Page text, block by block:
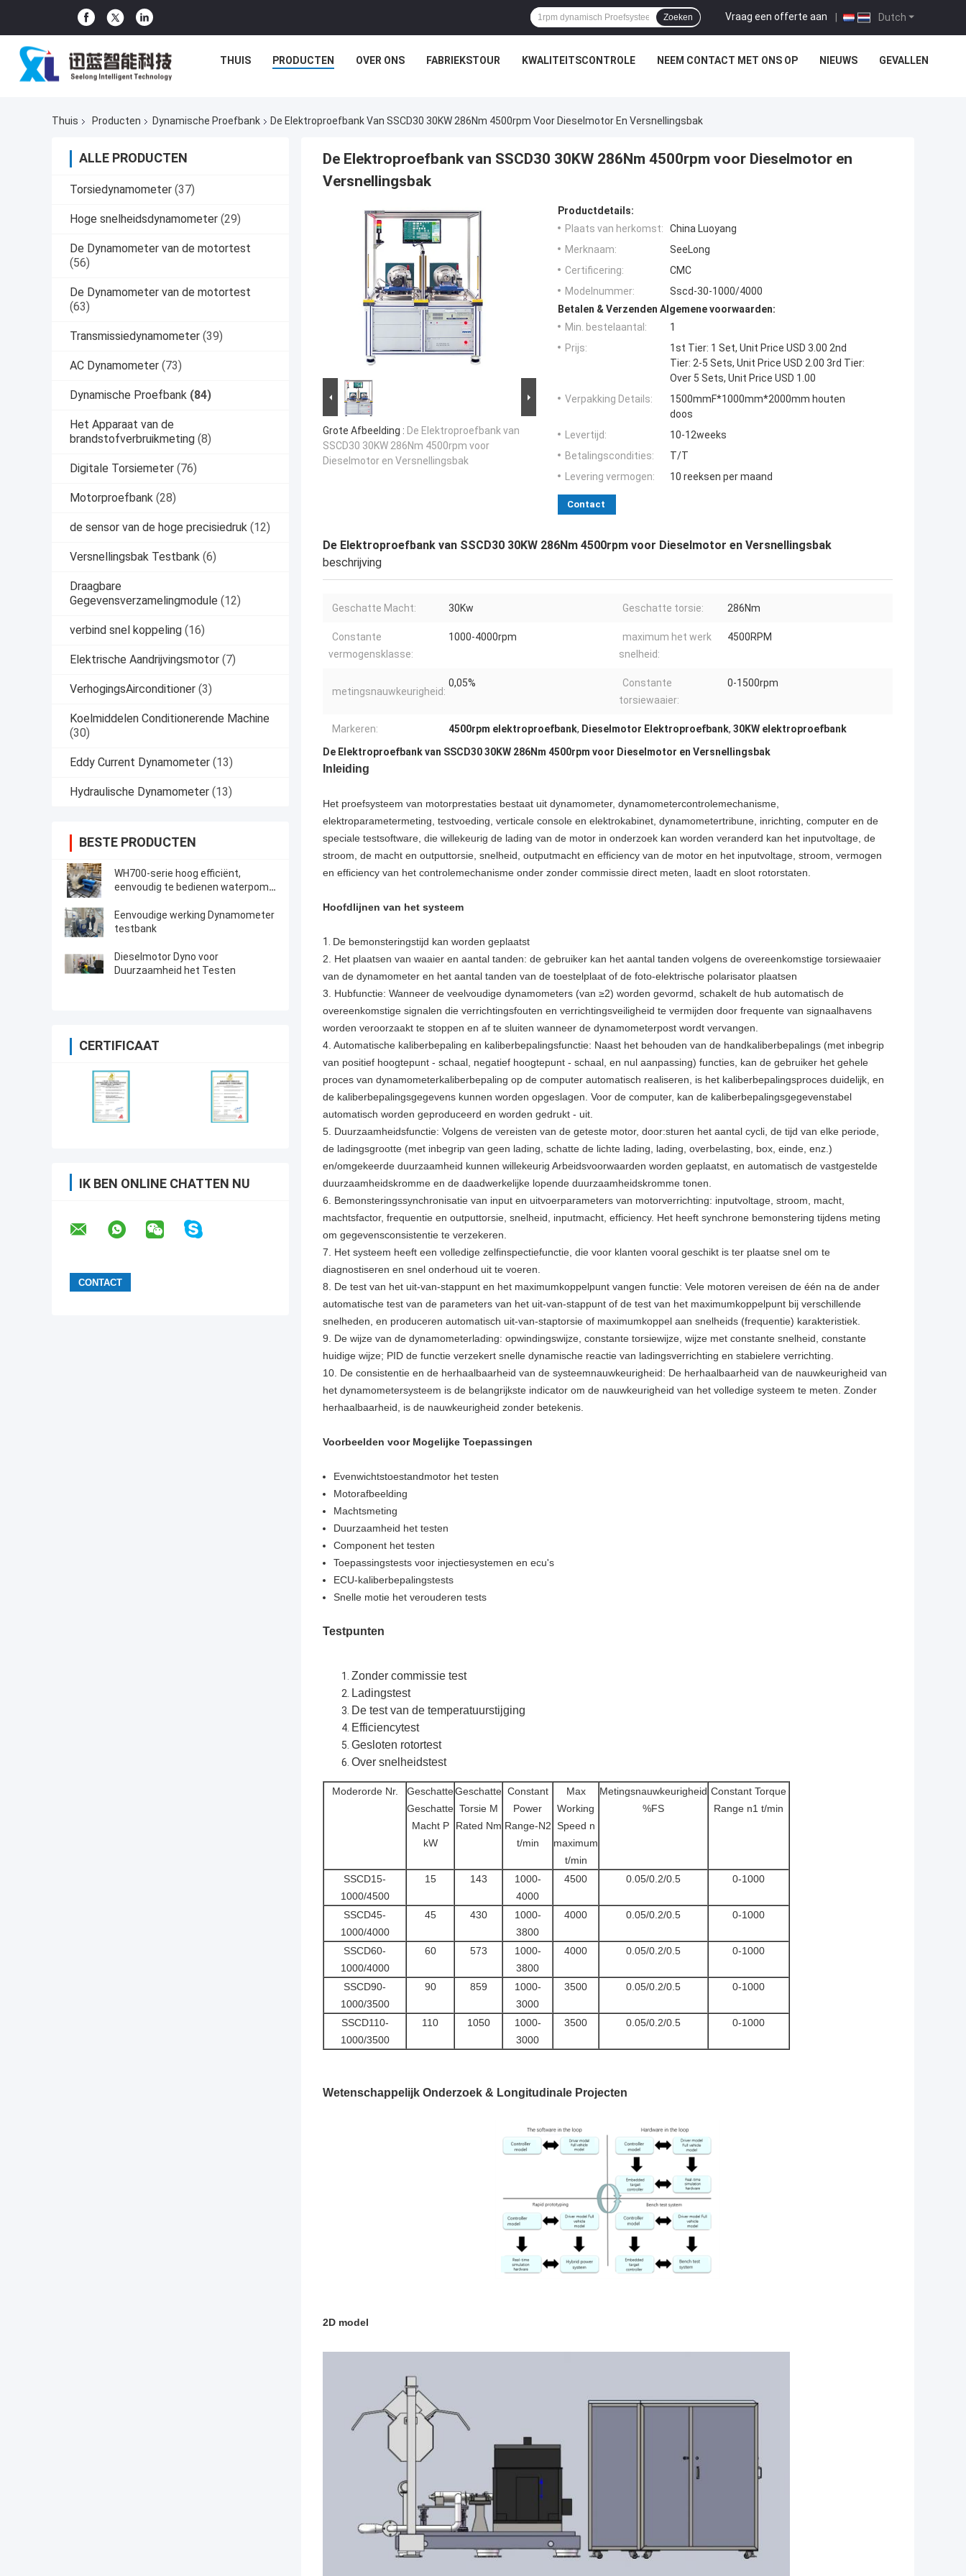
Dutch
Vraag een offerte aan |
Zoeken
THUIS PRODUCTEN OVER ONS FABRIEKSTOUR KWALITEITSCONTROLE NEEM CONTACT MET ONS OP NIEUWS GEVALLEN
Thuis Producten Dynamische Proefbank De Elektroproefbank Van SSCD30 30KW 286Nm 4500rpm Voor Dieselmotor En Versnellingsbak
ALLE PRODUCTEN
Torsiedynamometer (37)
Hoge snelheidsdynamometer (29)
De Dynamometer van de motortest
(56)
De Dynamometer van de motortest
(63)
Transmissiedynamometer (39)
AC Dynamometer (73)
Dynamische Proefbank (84)
Het Apparaat van de
brandstofverbruikmeting (8)
Digitale Torsiemeter (76)
Motorproefbank (28)
de sensor van de hoge precisiedruk (12)
Versnellingsbak Testbank (6)
Draagbare
Gegevensverzamelingmodule (12)
verbind snel koppeling (16)
Elektrische Aandrijvingsmotor (7)
VerhogingsAirconditioner (3)
Koelmiddelen Conditionerende Machine
(30)
Eddy Current Dynamometer (13)
Hydraulische Dynamometer (13)
BESTE PRODUCTEN
WH700-serie hoog efficiënt,
eenvoudig te bedienen waterpomp
Eenvoudige werking Dynamometer
testbank
Dieselmotor Dyno voor
Duurzaamheid het Testen
CERTIFICAAT
IK BEN ONLINE CHATTEN NU
De Elektroproefbank van SSCD30 30KW 286Nm 4500rpm voor Dieselmotor en
Versnellingsbak
Grote Afbeelding : De Elektroproefbank van
SSCD30 30KW 286Nm 4500rpm voor
Dieselmotor en Versnellingsbak
Productdetails:
Plaats van herkomst:
China Luoyang
Merknaam:
SeeLong
Certificering:
CMC
Modelnummer:
Sscd-30-1000/4000
Betalen & Verzenden Algemene voorwaarden:
Min. bestelaantal:
1
Prijs:
1st Tier: 1 Set, Unit Price USD 3.00 2nd
Tier: 2-5 Sets, Unit Price USD 2.00 3rd Tier:
Over 5 Sets, Unit Price USD 1.00
Verpakking Details:
1500mmF*1000mm*2000mm houten
doos
Levertijd:
10-12weeks
Betalingscondities:
T/T
Levering vermogen:
10 reeksen per maand
Contact
De Elektroproefbank van SSCD30 30KW 286Nm 4500rpm voor Dieselmotor en Versnellingsbak
beschrijving
Geschatte Macht: 30Kw Geschatte torsie: 286Nm
Constante
vermogensklasse:
1000-4000rpm
maximum het werk
snelheid:
4500RPM
metingsnauwkeurigheid:
0,05%
Constante
torsiewaaier:
0-1500rpm
Markeren: 4500rpm elektroproefbank, Dieselmotor Elektroproefbank, 30KW elektroproefbank
De Elektroproefbank van SSCD30 30KW 286Nm 4500rpm voor Dieselmotor en Versnellingsbak
Inleiding
Het proefsysteem van motorprestaties bestaat uit dynamometer, dynamometercontrolemechanisme,
elektroparametermeting, testvoeding, verticale console en elektrokabinet, dynamometertribune, inrichting, computer en de
speciale testsoftware, die willekeurig de lading van de motor in onderzoek kan worden veranderd kan het inputvoltage, de
stroom, de macht en outputtorsie, snelheid, outputmacht en efficiency van de motor en het inputvoltage, stroom, vermogen
en efficiency van het controlemechanisme onder zonder commissie direct meten, laadt en sloot rotorstaten.
Hoofdlijnen van het systeem
1. De bemonsteringstijd kan worden geplaatst
2. Het plaatsen van waaier en aantal tanden: de gebruiker kan het aantal tanden volgens de overeenkomstige torsiewaaier
van de dynamometer en het aantal tanden van de toestelplaat of de foto-elektrische polarisator plaatsen
3. Hubfunctie: Wanneer de veelvoudige dynamometers (van ≥2) worden gevormd, schakelt de hub automatisch de
overeenkomstige signalen die verrichtingsfouten en verrichtingsveiligheid te vermijden door frequente van signaalhavens
worden veroorzaakt te stoppen en af te sluiten wanneer de dynamometerpost wordt vervangen.
4. Automatische kaliberbepaling en kaliberbepalingsfunctie: Naast het behouden van de handkaliberbepalings (met inbegrip
van positief hoogtepunt - schaal, negatief hoogtepunt - schaal, en nul aanpassing) functies, kan de gebruiker het gehele
proces van dynamometerkaliberbepaling op de computer automatisch realiseren, is het kaliberbepalingsproces duidelijk, en
de kaliberbepalingsgegevens kunnen worden opgeslagen. Voor de computer, kan de kaliberbepalingsgegevenstabel
automatisch worden geproduceerd en worden gedrukt - uit.
5. Duurzaamheidsfunctie: Volgens de vereisten van de geteste motor, door:sturen het aantal cycli, de tijd van elke periode,
de ladingsgrootte (met inbegrip van geen lading, schatte de lichte lading, lading, overbelasting, box, einde, enz.)
en/omgekeerde duurzaamheid kunnen willekeurig Arbeidsvoorwaarden worden geplaatst, en automatisch de vastgestelde
duurzaamheidskromme en de daadwerkelijke lopende duurzaamheidskromme tonen.
6. Bemonsteringssynchronisatie van input en uitvoerparameters van motorverrichting: inputvoltage, stroom, macht,
machtsfactor, frequentie en outputtorsie, snelheid, inputmacht, efficiency. Het heeft synchrone bemonstering tijdens meting
om gegevensconsistentie te verzekeren.
7. Het systeem heeft een volledige zelfinspectiefunctie, die voor klanten vooral geschikt is ter plaatse snel om te
diagnostiseren en snel onderhoud uit te voeren.
8. De test van het uit-van-stappunt en het maximumkoppelpunt vangen functie: Vele motoren vereisen de één na de ander
automatische test van de parameters van het uit-van-stappunt of de test van het maximumkoppelpunt bij verschillende
snelheden, en produceren automatisch uit-van-staptorsie of maximumkoppel aan snelheids (frequentie) karakteristiek.
9. De wijze van de dynamometerlading: opwindingswijze, constante torsiewijze, wijze met constante snelheid, constante
huidige wijze; PID de functie verzekert snelle dynamische reactie van ladingsverrichting en stabielere verrichting.
10. De consistentie en de herhaalbaarheid van de systeemnauwkeurigheid: De herhaalbaarheid van de nauwkeurigheid van
het dynamometersysteem is de belangrijkste indicator om de nauwkeurigheid van het volledige systeem te meten. Zonder
herhaalbaarheid, is de nauwkeurigheid zonder betekenis.
Voorbeelden voor Mogelijke Toepassingen
Evenwichtstoestandmotor het testen
Motorafbeelding
Machtsmeting
Duurzaamheid het testen
Component het testen
Toepassingstests voor injectiesystemen en ecu's
ECU-kaliberbepalingstests
Snelle motie het verouderen tests
Testpunten
Zonder commissie test
Ladingstest
De test van de temperatuurstijging
Efficiencytest
Gesloten rotortest
Over snelheidstest
Moderorde Nr.
Geschatte
Geschatte
Macht P
kW
Geschatte
Torsie M
Rated Nm
Constant
Power
Range-N2
t/min
Max
Working
Speed n
maximum
t/min
Metingsnauwkeurigheid
%FS
Constant Torque
Range n1 t/min
SSCD15-
1000/4500
15 143
1000-
4000
4500 0.05/0.2/0.5 0-1000
SSCD45-
1000/4000
45 430
1000-
3800
4000 0.05/0.2/0.5 0-1000
SSCD60-
1000/4000
60 573
1000-
3800
4000 0.05/0.2/0.5 0-1000
SSCD90-
1000/3500
90 859
1000-
3000
3500 0.05/0.2/0.5 0-1000
SSCD110-
1000/3500
110 1050
1000-
3000
3500 0.05/0.2/0.5 0-1000
Wetenschappelijk Onderzoek & Longitudinale Projecten
2D model